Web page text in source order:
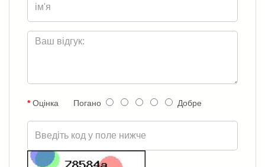
Оцінка Погано Добре